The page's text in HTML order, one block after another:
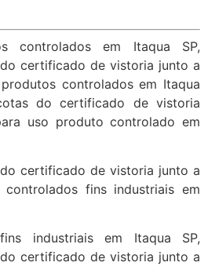
controlados em Itaqua SP,
certificado de vistoria junto a
controlados em Itaqua
do certificado de vistoria
uso produto controlado em
certificado de vistoria junto a
fins industriais em
industriais em Itaqua SP,
certificado de vistoria junto a